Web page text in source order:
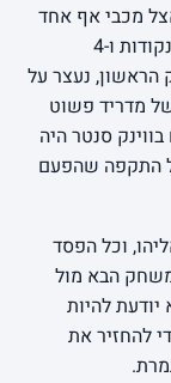
מכבי אף אחד
סיים עם 8 נקודות ו-4
נעצר על
של מדריד פשוט
סנטר היה
התקפה שהפעם
וכל הפסד
הבא מול
להיות
להחזיר את